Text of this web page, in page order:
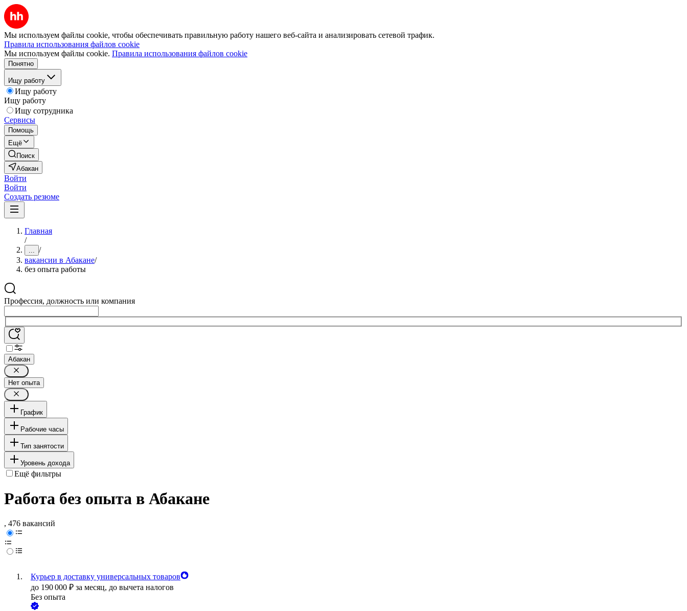
Мы используем файлы cookie, чтобы обеспечивать правильную работу нашего веб-сайта и анализировать сетевой трафик.
Правила использования файлов cookie
Мы используем файлы cookie. Правила использования файлов cookie
Понятно
Ищу работу
Ищу работу
Ищу работу
Ищу сотрудника
Сервисы
Помощь
Ещё
Поиск
Абакан
Войти
Войти
Создать резюме
Главная
/
... /
вакансии в Абакане/
без опыта работы
Профессия, должность или компания
Абакан
Нет опыта
График
Рабочие часы
Тип занятости
Уровень дохода
Ещё фильтры
Работа без опыта в Абакане
, 476 вакансий
Курьер в доставку универсальных товаров
до 190 000 ₽ за месяц, до вычета налогов
Без опыта